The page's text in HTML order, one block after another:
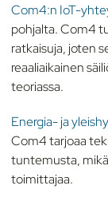
Com4:n IoT-
pohjalta. Com4
ratkaisuja, joten
reaaliaikainen
teoriassa.
Energia- ja
Com4 tarjoaa
tuntemusta,
toimittajaa.